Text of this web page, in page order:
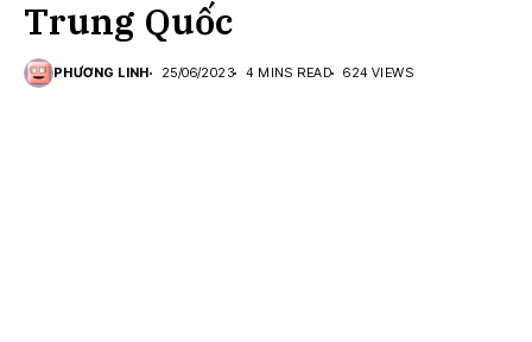
Trung Quốc
PHƯƠNG LINH 25/06/2023 4 MINS READ 624 VIEWS